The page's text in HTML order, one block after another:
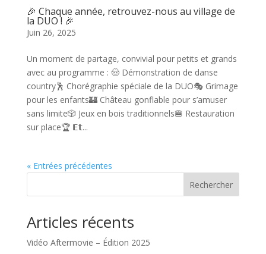
🎉 Chaque année, retrouvez-nous au village de
la DUO ! 🎉
Juin 26, 2025
Un moment de partage, convivial pour petits et grands
avec au programme : 🤠 Démonstration de danse
country🕺 Chorégraphie spéciale de la DUO🎭 Grimage
pour les enfants🏰 Château gonflable pour s’amuser
sans limite🎲 Jeux en bois traditionnels🍔 Restauration
sur place🏆 𝗘𝘁...
« Entrées précédentes
Rechercher
Articles récents
Vidéo Aftermovie – Édition 2025